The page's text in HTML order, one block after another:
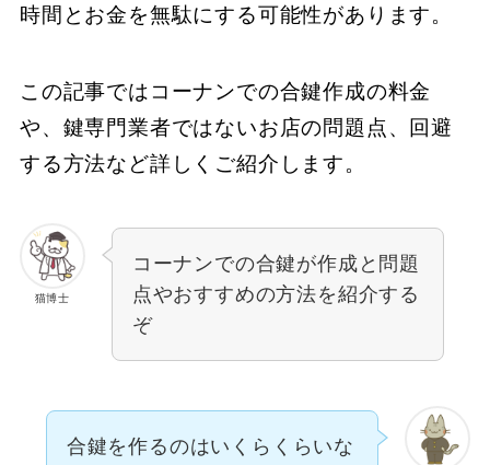
時間とお金を無駄にする可能性があります。
この記事ではコーナンでの合鍵作成の料金
や、鍵専門業者ではないお店の問題点、回避
する方法など詳しくご紹介します。
猫博士
コーナンでの合鍵が作成と問題
点やおすすめの方法を紹介する
ぞ
合鍵を作るのはいくらくらいな